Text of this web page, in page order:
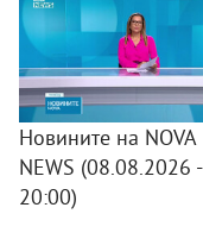
Новините на NOVA
NEWS (08.08.2026 -
20:00)